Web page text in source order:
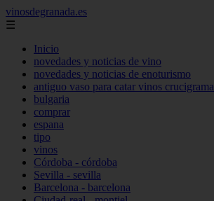
vinosdegranada.es
☰
Inicio
novedades y noticias de vino
novedades y noticias de enoturismo
antiguo vaso para catar vinos crucigrama
bulgaria
comprar
espana
tipo
vinos
Córdoba - córdoba
Sevilla - sevilla
Barcelona - barcelona